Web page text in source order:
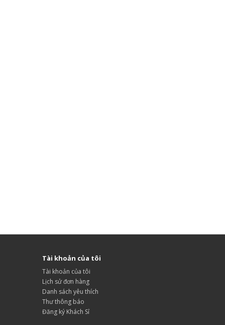
Tài khoản của tôi
Tài khoản của tôi
Lịch sử đơn hàng
Danh sách yêu thích
Thư thông báo
Đăng ký Khách Sỉ